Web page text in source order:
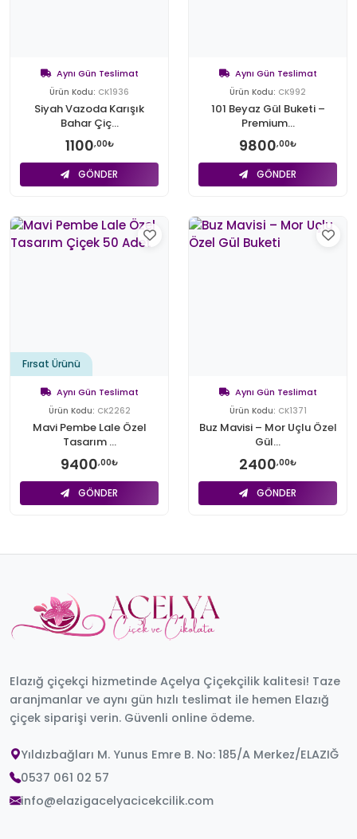
Aynı Gün Teslimat
Ürün Kodu: CK1936
Siyah Vazoda Karışık
Bahar Çiç...
1100,00₺
GÖNDER
Aynı Gün Teslimat
Ürün Kodu: CK992
101 Beyaz Gül Buketi –
Premium...
9800,00₺
GÖNDER
Fırsat Ürünü
Aynı Gün Teslimat
Ürün Kodu: CK2262
Mavi Pembe Lale Özel
Tasarım ...
9400,00₺
GÖNDER
Aynı Gün Teslimat
Ürün Kodu: CK1371
Buz Mavisi – Mor Uçlu Özel
Gül...
2400,00₺
GÖNDER
Elazığ çiçekçi hizmetinde Açelya Çiçekçilik kalitesi! Taze
aranjmanlar ve aynı gün hızlı teslimat ile hemen Elazığ
çiçek siparişi verin. Güvenli online ödeme.
Yıldızbağları M. Yunus Emre B. No: 185/A Merkez/ELAZIĞ
0537 061 02 57
info@elazigacelyacicekcilik.com